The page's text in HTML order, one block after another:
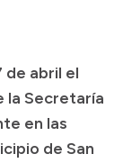
de abril el
la Secretaría
en las
de San